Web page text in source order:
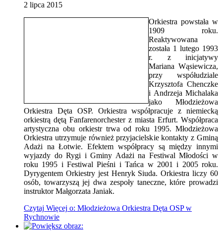
2 lipca 2015
Orkiestra powstała w
1909 roku.
Reaktywowana
została 1 lutego 1993
r. z inicjatywy
Mariana Wąsiewicza,
przy współudziale
Krzysztofa Chenczke
i Andrzeja Michalaka
jako Młodzieżowa
Orkiestra Dęta OSP. Orkiestra współpracuje z niemiecką
orkiestrą dętą Fanfarenorchester z miasta Erfurt. Współpraca
artystyczna obu orkiestr trwa od roku 1995. Młodzieżowa
Orkiestra utrzymuje również przyjacielskie kontakty z Gminą
Adażi na Łotwie. Efektem współpracy są między innymi
wyjazdy do Rygi i Gminy Adażi na Festiwal Młodości w
roku 1995 i Festiwal Pieśni i Tańca w 2001 i 2005 roku.
Dyrygentem Orkiestry jest Henryk Siuda. Orkiestra liczy 60
osób, towarzyszą jej dwa zespoły taneczne, które prowadzi
instruktor Małgorzata Janiak.
Czytaj Więcej o: Młodzieżowa Orkiestra Dęta OSP w
Rychnowie